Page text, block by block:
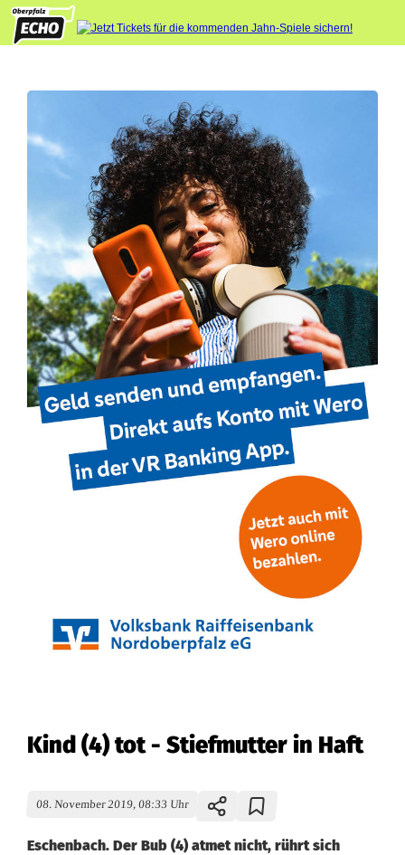
Kind (4) tot - Stiefmutter in Haft
08. November 2019, 08:33 Uhr
Eschenbach. Der Bub (4) atmet nicht, rührt sich